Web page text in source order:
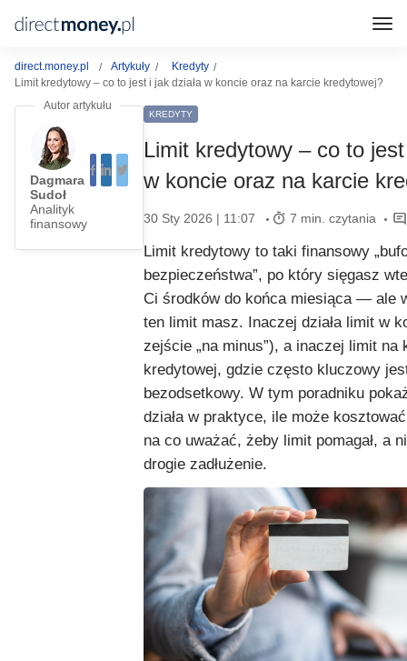
direct.money.pl Artykuły
Kredyty
Limit kredytowy – co to jest i jak działa w koncie oraz na karcie kredytowej?
Dagmara
Sudoł
Analityk
finansowy
KREDYTY
Limit kredytowy – co to jest
w koncie oraz na karcie
30 Sty 2026 | 11:07 7 min. czytania
Limit kredytowy to taki finansowy
bezpieczeństwa”, po który sięgasz
Ci środków do końca miesiąca — ale
ten limit masz. Inaczej działa limit w
zejście „na minus”), a inaczej limit na
kredytowej, gdzie często kluczowy
bezodsetkowy. W tym poradniku
działa w praktyce, ile może
na co uważać, żeby limit pomagał, a
drogie zadłużenie.